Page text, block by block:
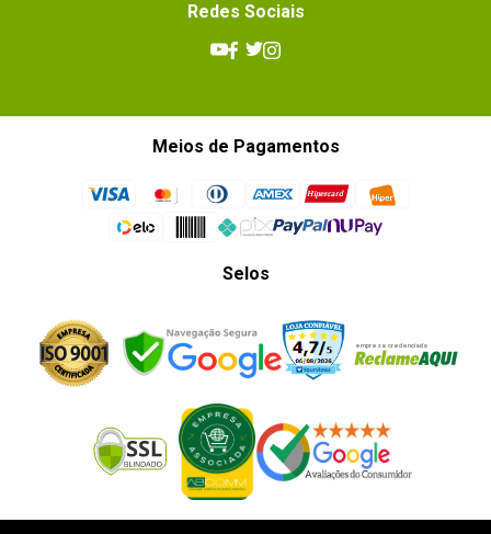
Redes Sociais
Meios de Pagamentos
Selos